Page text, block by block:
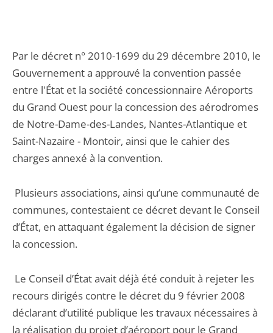
Par le décret n° 2010-1699 du 29 décembre 2010, le
Gouvernement a approuvé la convention passée
entre l'État et la société concessionnaire Aéroports
du Grand Ouest pour la concession des aérodromes
de Notre-Dame-des-Landes, Nantes-Atlantique et
Saint-Nazaire - Montoir, ainsi que le cahier des
charges annexé à la convention.
Plusieurs associations, ainsi qu’une communauté de
communes, contestaient ce décret devant le Conseil
d’État, en attaquant également la décision de signer
la concession.
Le Conseil d’État avait déjà été conduit à rejeter les
recours dirigés contre le décret du 9 février 2008
déclarant d’utilité publique les travaux nécessaires à
la réalisation du projet d’aéroport pour le Grand